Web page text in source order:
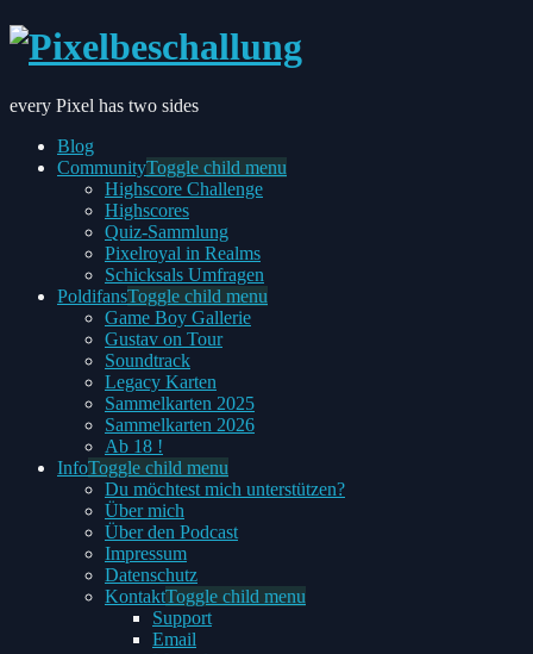
every Pixel has two sides
Blog
CommunityToggle child menu
Highscore Challenge
Highscores
Quiz-Sammlung
Pixelroyal in Realms
Schicksals Umfragen
PoldifansToggle child menu
Game Boy Gallerie
Gustav on Tour
Soundtrack
Legacy Karten
Sammelkarten 2025
Sammelkarten 2026
Ab 18 !
InfoToggle child menu
Du möchtest mich unterstützen?
Über mich
Über den Podcast
Impressum
Datenschutz
KontaktToggle child menu
Support
Email